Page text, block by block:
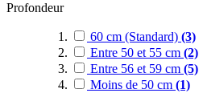
Profondeur
60 cm (Standard) (3)
Entre 50 et 55 cm (2)
Entre 56 et 59 cm (5)
Moins de 50 cm (1)